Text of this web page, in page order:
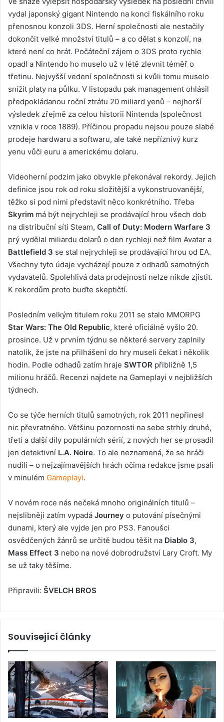
vydal japonský gigant Nintendo na konci fiskálního roku
přenosnou konzoli 3DS. Herní společnosti ale nestačily
dokončit velké množství titulů – a co dělat s konzolí, na
které není co hrát. Počáteční zájem o 3DS proto rychle
opadl a Nintendo ho muselo už v létě zlevnit téměř o
třetinu. Nejvyšší vedení společnosti si kvůli tomu muselo
snížit platy na půlku. V listopadu pak management ohlásil
předpokládanou roční ztrátu 20 miliard yenů – nejhorší
výsledek zřejmě za celou historii Nintenda (společnost
vznikla v roce 1889). Příčinou propadu nejsou pouze slabé
prodeje hardwaru a softwaru, ale také nepříznivý kurz
yenu vůči euru a americkému dolaru.
Videoherní podzim jako obvykle překonával rekordy. Jejich
definice jsou rok od roku složitější a vykonstruovanější,
těžko si pod nimi představit něco konkrétního. Třeba
Skyrim má být nejrychleji se prodávající hrou všech dob
na distribuční síti Steam, Call of Duty: Modern Warfare 3
prý vydělal miliardu dolarů o den rychleji než film Avatar a
Battlefield 3 se stal nejrychleji se prodávající hrou od EA.
Všechny tyto údaje vycházejí pouze z odhadů samotných
vydavatelů. Spolehlivá data prodejnosti nelze nikde zjistit.
K rekordům proto buďte skeptičtí.
Posledním velkým titulem roku 2011 se stalo MMORPG
Star Wars: The Old Republic, které oficiálně vyšlo 20.
prosince. Už v prvním týdnu se některé servery zaplnily
natolik, že jste na přilhášení do hry museli čekat i několik
hodin. Podle odhadů zatím hraje SWTOR přibližně 1,5
milionu hráčů. Recenzi najdete na Gameplayi v nejbližších
týdnech.
Co se týče herních titulů samotných, rok 2011 nepřinesl
nic převratného. Většinu pozornosti na sebe strhly druhé,
třetí a další díly populárních sérií, z nových her se prosadil
jen detektivní L.A. Noire. To ale neznamená, že se hráči
nudili – o nejzajímavějších hrách očima redakce jsme psali
v minulém Gameplayi.
V novém roce nás nečeká mnoho originálních titulů –
nejslibněji zatím vypadá Journey o putování písečnými
dunami, který ale vyjde jen pro PS3. Fanoušci
osvědčených žánrů se určitě budou těšit na Diablo 3,
Mass Effect 3 nebo na nové dobrodružství Lary Croft. My
se už taky těšíme.
Připravili: ŠVELCH BROS
Související články